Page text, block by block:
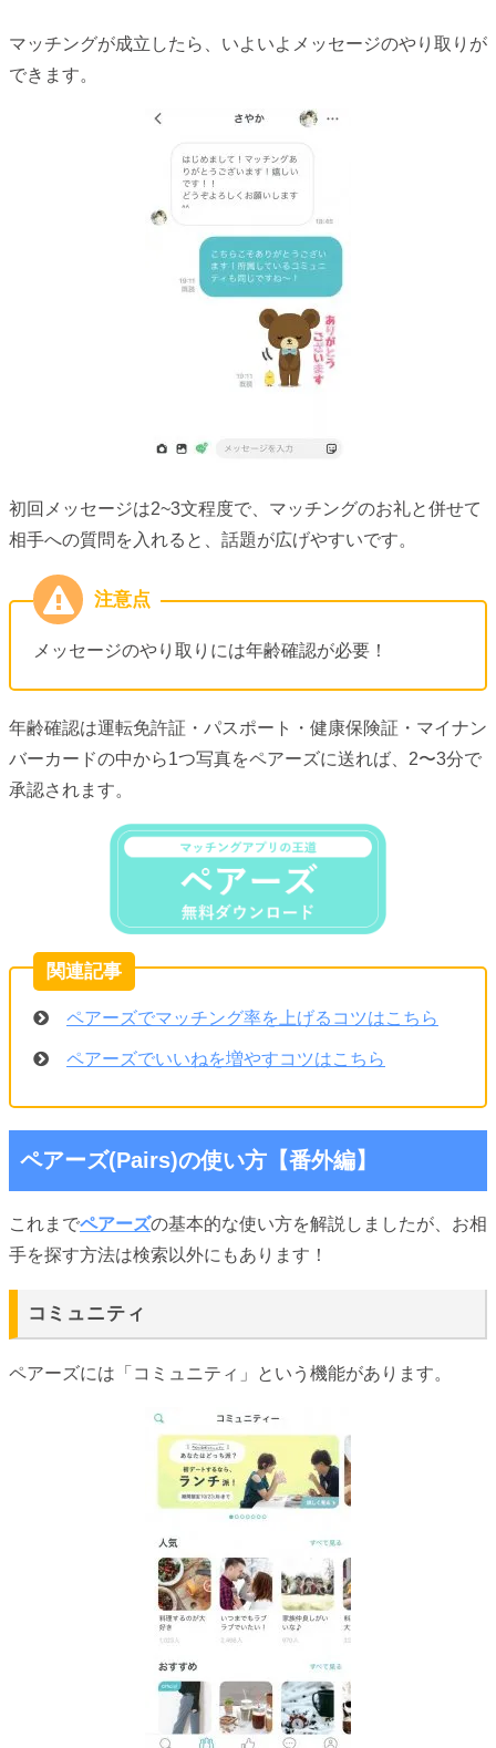
マッチングが成立したら、いよいよメッセージのやり取りが
できます。
初回メッセージは2~3文程度で、マッチングのお礼と併せて
相手への質問を入れると、話題が広げやすいです。
メッセージのやり取りには年齢確認が必要！
年齢確認は運転免許証・パスポート・健康保険証・マイナン
バーカードの中から1つ写真をペアーズに送れば、2〜3分で
承認されます。
ペアーズでマッチング率を上げるコツはこちら
ペアーズでいいねを増やすコツはこちら
ペアーズ(Pairs)の使い方【番外編】
これまでペアーズの基本的な使い方を解説しましたが、お相
手を探す方法は検索以外にもあります！
コミュニティ
ペアーズには「コミュニティ」という機能があります。